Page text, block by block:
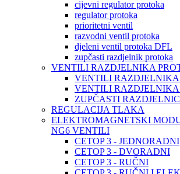
cijevni regulator protoka
regulator protoka
prioritetni ventil
razvodni ventil protoka
djeleni ventil protoka DFL
zupčasti razdjelnik protoka
VENTILI RAZDJELNIKA
VENTILI RAZDJELNIKA
VENTILI RAZDJELNIKA
ZUPČASTI
REGULACIJA TLAKA
ELEKTROMAGNETSKI
NG6 VENTILI
CETOP 3 - JEDNORADNI
CETOP 3 - DVORADNI
CETOP 3 - RUČNI